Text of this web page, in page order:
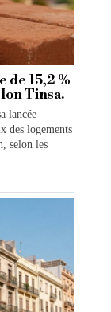
de 15,2 %
Tinsa.
lancée
des logements
selon les